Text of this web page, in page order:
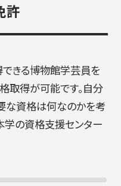
許
きる博物館学芸員を
取得が可能です。自分
な資格は何なのかを考
学の資格支援センター